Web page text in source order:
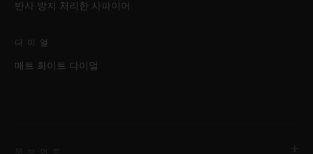
반사 방지 처리한 사파이어
다이얼
매트 화이트 다이얼